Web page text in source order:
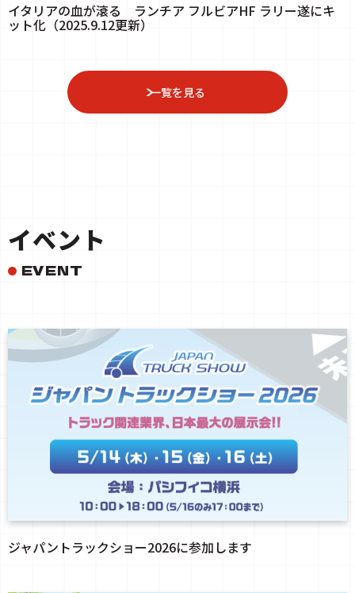
イタリアの血が滾る ランチア フルビアHF ラリー遂にキ
ット化（2025.9.12更新）
一覧を見る
イベント
EVENT
ジャパントラックショー2026に参加します